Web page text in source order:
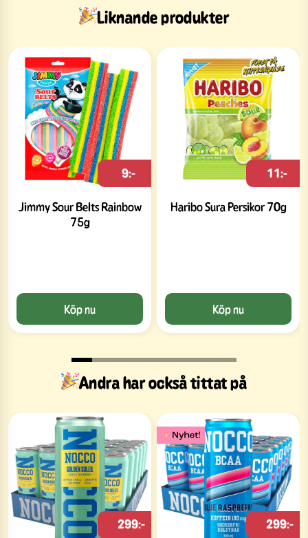
Liknande produkter
Jimmy Sour Belts Rainbow
75g
9:-
Köp nu
Haribo Sura Persikor 70g
11:-
Köp nu
Andra har också tittat på
299:- 299:-